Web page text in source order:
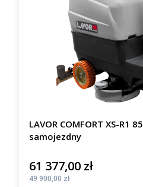
LAVOR COMFORT XS-R1
samojezdny
Cena
61 377,00 zł
Cena
49 900,00 zł